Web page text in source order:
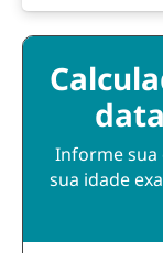
Informe sua
sua idade